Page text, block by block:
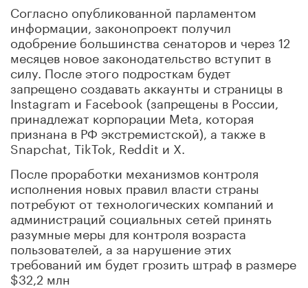
Согласно опубликованной парламентом
информации, законопроект получил
одобрение большинства сенаторов и через 12
месяцев новое законодательство вступит в
силу. После этого подросткам будет
запрещено создавать аккаунты и страницы в
Instagram и Facebook (запрещены в России,
принадлежат корпорации Meta, которая
признана в РФ экстремистской), а также в
Snapchat, TikTok, Reddit и X.
После проработки механизмов контроля
исполнения новых правил власти страны
потребуют от технологических компаний и
администраций социальных сетей принять
разумные меры для контроля возраста
пользователей, а за нарушение этих
требований им будет грозить штраф в размере
$32,2 млн